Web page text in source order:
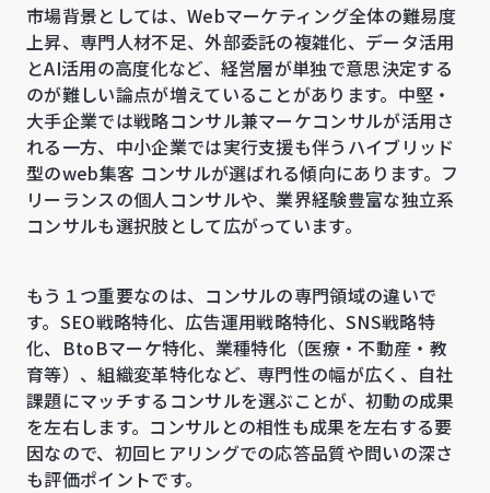
市場背景としては、Webマーケティング全体の難易度
上昇、専門人材不足、外部委託の複雑化、データ活用
とAI活用の高度化など、経営層が単独で意思決定する
のが難しい論点が増えていることがあります。中堅・
大手企業では戦略コンサル兼マーケコンサルが活用さ
れる一方、中小企業では実行支援も伴うハイブリッド
型のweb集客 コンサルが選ばれる傾向にあります。フ
リーランスの個人コンサルや、業界経験豊富な独立系
コンサルも選択肢として広がっています。
もう１つ重要なのは、コンサルの専門領域の違いで
す。SEO戦略特化、広告運用戦略特化、SNS戦略特
化、BtoBマーケ特化、業種特化（医療・不動産・教
育等）、組織変革特化など、専門性の幅が広く、自社
課題にマッチするコンサルを選ぶことが、初動の成果
を左右します。コンサルとの相性も成果を左右する要
因なので、初回ヒアリングでの応答品質や問いの深さ
も評価ポイントです。